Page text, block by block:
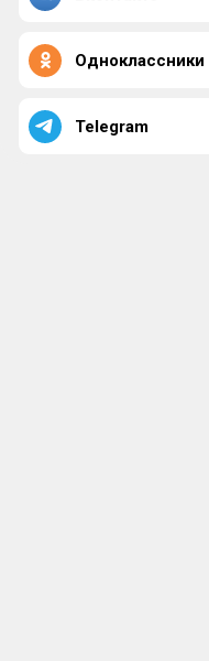
Одноклассники
Telegram